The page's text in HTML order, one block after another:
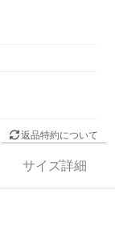
返品特約について
サイズ詳細